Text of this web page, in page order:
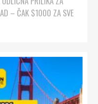
– ČAK $1000 ZA SVE